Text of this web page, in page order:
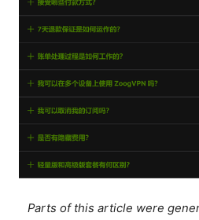
Parts of this article were